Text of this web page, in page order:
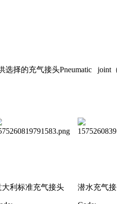
选择的充气接头Pneumatic joint
大利标准充气接头 潜水充气